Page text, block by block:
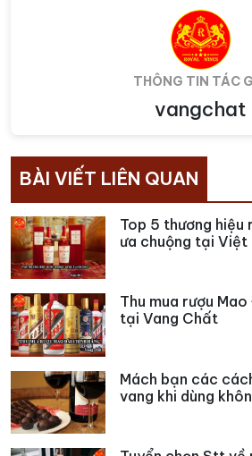
THÔNG TIN TÁC
vangchat
BÀI VIẾT LIÊN QUAN
Top 5 thương hiệu
ưa chuộng tại Việt
Thu mua rượu
tại Vang Chất
Mách bạn các
vang khi dùng